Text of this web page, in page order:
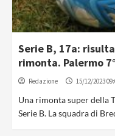
Serie B, 17a:
rimonta. Palermo 7°
Redazione 15/12/2023
Una rimonta super della
Serie B. La squadra di